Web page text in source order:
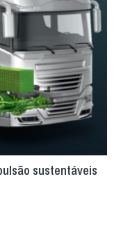
sustentáveis